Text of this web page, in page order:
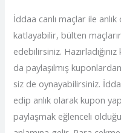
İddaa canlı maçlar ile anlık
katlayabilir, bülten
edebilirsiniz.
da paylaşılmış
siz de oynayabilirsiniz.
edip anlık olarak kupon
paylaşmak eğlenceli